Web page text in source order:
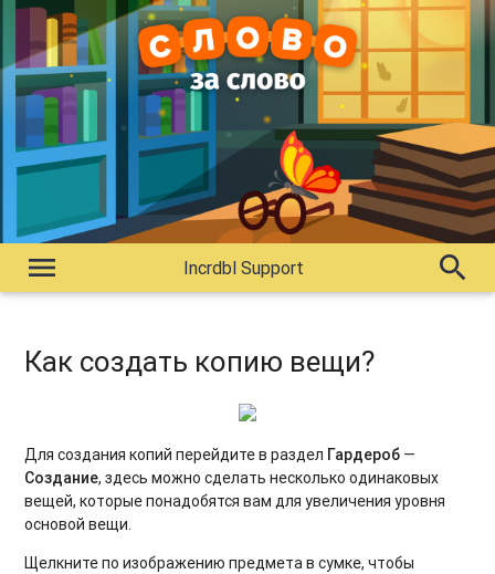
menu Incrdbl Support search
Как создать копию вещи?
Для создания копий перейдите в раздел Гардероб —
Создание, здесь можно сделать несколько одинаковых
вещей, которые понадобятся вам для увеличения уровня
основой вещи.
Щелкните по изображению предмета в сумке, чтобы